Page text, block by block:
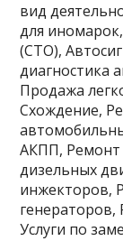
вид
для
(СТО),
диагностика
Продажа
Схождение,
АКПП, Ремонт
дизельных
инжекторов,
генераторов,
Услуги по